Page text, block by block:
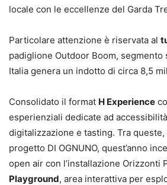
locale con le eccellenze del Garda
Particolare attenzione è riservata al
padiglione Outdoor Boom, segmento
Italia genera un indotto di circa 8,5
Consolidato il format H Experience
esperienziali dedicate ad
digitalizzazione e tasting. Tra
progetto DI OGNUNO, quest’anno
open air con l’installazione Orizzonti
Playground, area interattiva per